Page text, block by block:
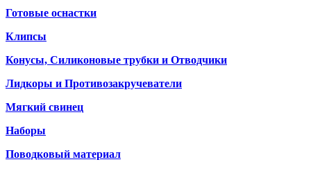
Готовые оснастки
Клипсы
Конусы, Силиконовые трубки и Отводчики
Лидкоры и Противозакручеватели
Мягкий свинец
Наборы
Поводковый материал